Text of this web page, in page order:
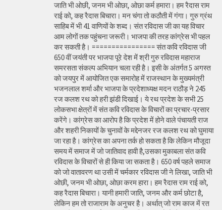
जाति भी ओछी, जनम भी ओछा, ओछा कर्म हमारा। हम रैदास राम
राई को, कह रैदास बिचारा। मन चंगा तो कठौती में गंगा। गुरु ग्रंथ
साहिब में भी 41 वाणियों के शब्द। संत रविदास जी का यह विचार
आम लोगों तक पहुंचना जरूरी। भाजपा की तरह कांग्रेस भी पहल
कर सकती है। ================ संत कवि रविदास जी
650 वीं जयंती पर भाजपा पूरे देश में श्री गुरु रविदास महाराज
समरसता संकल्प अभियान चला रही है। इसी के अंतर्गत 5 अगस्त
को जयपुर में आयोजित एक समारोह में राजस्थान के मुख्यमंत्री
भजनलाल शर्मा और भाजपा के प्रदेशाध्यक्ष मदन राठौड़ ने 245
रज कलश रथ को हरी झंडी दिखाई। ये रथ प्रदेश के सभी 25
लोकसभा क्षेत्रों में संत कवि रविदास के विचारों का प्रचार-प्रसार
करेंगे। कांग्रेस का आरोप है कि प्रदेश में होने वाले पंचायती राज
और शहरी निकायों के चुनावों के मद्देनजर रज कलश रथ को घुमाया
जा रहा है। कांग्रेस का अपना तर्क हो सकता है कि लेकिन मौजूदा
समय में समाज में जो जातिवाद हावी है,उसका मुकाबला संत कवि
रविदास के विचारों से ही किया जा सकता है। 650 वर्ष पहले समाज
को जो वातावरण था उसी में चर्मकार रविदास जी ने लिखा, जाति भी
ओछी, जनम भी ओछा, ओछा करम हारा। हम रैदास राम राई को,
कह रैदास बिचारा। यानी हमारी जाति, जनम और कर्म छोटा है,
लेकिन हम तो राजाराम के अनुचर है। अर्थात् जो राम काज में रत